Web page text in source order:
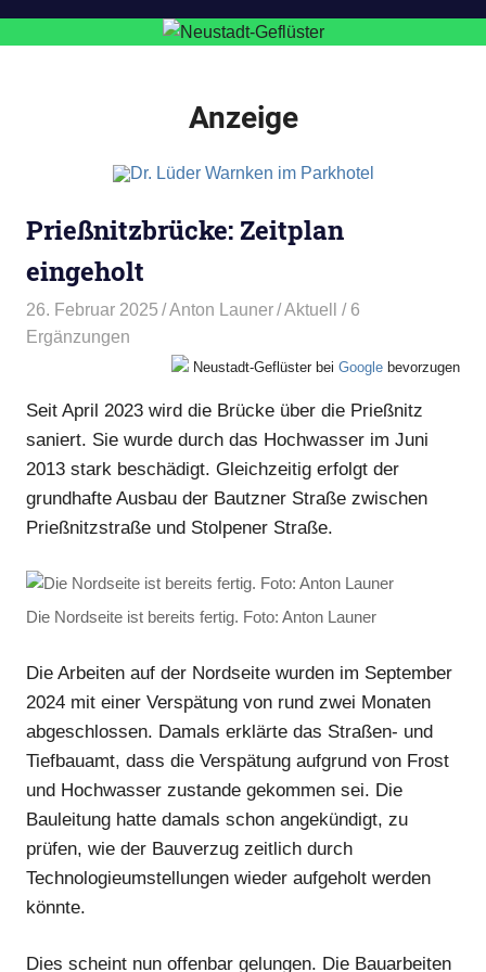
Anzeige
Prießnitzbrücke: Zeitplan
eingeholt
26. Februar 2025 Anton Launer Aktuell
/ 6
Ergänzungen
Neustadt-Geflüster bei Google bevorzugen
Seit April 2023 wird die Brücke über die Prießnitz
saniert. Sie wurde durch das Hochwasser im Juni
2013 stark beschädigt. Gleichzeitig erfolgt der
grundhafte Ausbau der Bautzner Straße zwischen
Prießnitzstraße und Stolpener Straße.
Die Nordseite ist bereits fertig. Foto: Anton Launer
Die Arbeiten auf der Nordseite wurden im September
2024 mit einer Verspätung von rund zwei Monaten
abgeschlossen. Damals erklärte das Straßen- und
Tiefbauamt, dass die Verspätung aufgrund von Frost
und Hochwasser zustande gekommen sei. Die
Bauleitung hatte damals schon angekündigt, zu
prüfen, wie der Bauverzug zeitlich durch
Technologieumstellungen wieder aufgeholt werden
könnte.
Dies scheint nun offenbar gelungen. Die Bauarbeiten